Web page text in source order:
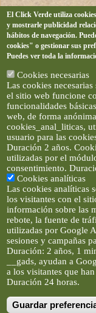
Artículos e
El Click Verde utiliza
y mostrarle publicidad
hábitos de navegación.
cookies" o gestionar sus
Puedes ver toda la
Cookies necesarias
Las cookies
el sitio web funcione
funcionalidades
web, de forma
cookies_anal_liticas,
usuario para las
Duración 2 años.
utilizadas por el
consentimiento.
Cookies analíticas
Las cookies analíticas
los visitantes con el
información sobre las
rebote, la fuente de
utilizadas por Google
sesiones y campañas
Duración: 2 años, 1
__gads, ayudan a
a los visitantes que
Duración 24 horas.
Guardar